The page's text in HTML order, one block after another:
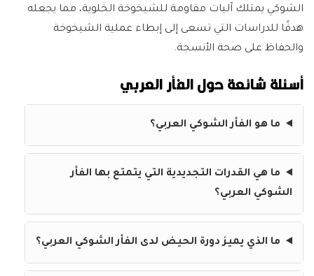
الشوكي يمتلك آليات مقاومة للشيخوخة الخلوية، مما يجعله
هدفًا للدراسات التي تسعى إلى إبطاء عملية الشيخوخة
والحفاظ على صحة الأنسجة.
أسئلة شائعة حول الفأر العربي
ما هو الفأر الشوكي العربي؟
ما هي القدرات التجديدية التي يتمتع بها الفأر
الشوكي العربي؟
ما الذي يميز دورة الحيض لدى الفأر الشوكي العربي؟